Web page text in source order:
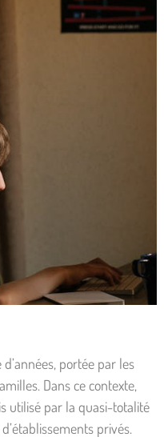
portée par les
Dans ce contexte,
utilisé par la quasi-totalité
privés.